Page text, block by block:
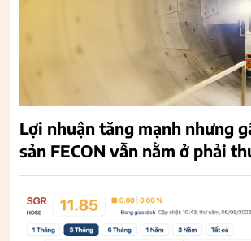
Lợi nhuận tăng mạnh nhưng
sản FECON vẫn nằm ở phải